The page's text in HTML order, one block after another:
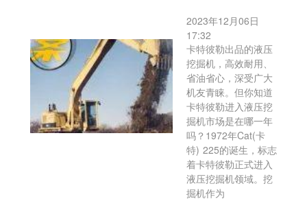
2023年12月06日
17:32
卡特彼勒出品的液压
挖掘机，高效耐用、
省油省心，深受广大
机友青睐。但你知道
卡特彼勒进入液压挖
掘机市场是在哪一年
吗？1972年Cat(卡
特) 225的诞生，标志
着卡特彼勒正式进入
液压挖掘机领域。挖
掘机作为